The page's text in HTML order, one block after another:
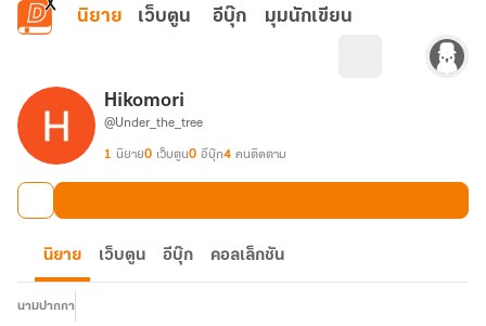
ข้ามไปยังเนื้อหาหลัก
นิยาย เว็บตูน อีบุ๊ก มุมนักเขียน
Hikomori
@Under_the_tree
1 นิยาย0 เว็บตูน0 อีบุ๊ก4 คนติดตาม
นิยาย เว็บตูน อีบุ๊ก คอลเล็กชัน
นามปากกา